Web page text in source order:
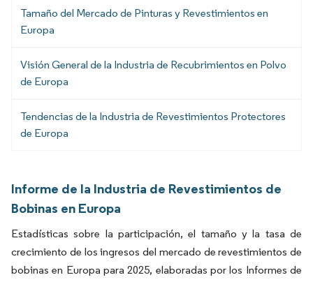
Tamaño del Mercado de Pinturas y Revestimientos en
Europa
Visión General de la Industria de Recubrimientos en Polvo
de Europa
Tendencias de la Industria de Revestimientos Protectores
de Europa
Informe de la Industria de Revestimientos de
Bobinas en Europa
Estadísticas sobre la participación, el tamaño y la tasa de
crecimiento de los ingresos del mercado de revestimientos de
bobinas en Europa para 2025, elaboradas por los Informes de